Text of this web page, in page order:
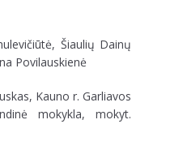
Šiaulių Dainų
Povilauskienė
Kauno r. Garliavos
mokykla, mokyt.